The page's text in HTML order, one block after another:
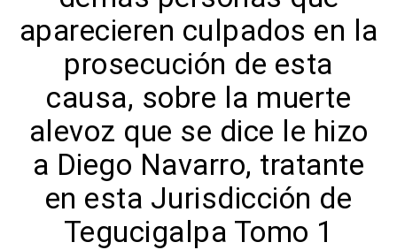
aparecieren culpados en la
prosecución de esta
causa, sobre la muerte
alevoz que se dice le hizo
a Diego Navarro, tratante
en esta Jurisdicción de
Tegucigalpa Tomo 1